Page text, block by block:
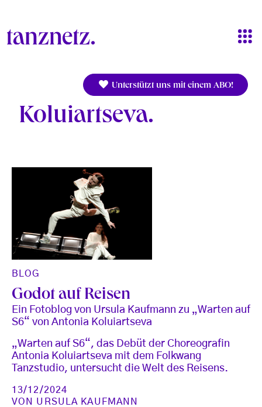
Unterstützt uns mit einem ABO!
Koluiartseva
BLOG
Godot auf Reisen
Ein Fotoblog von Ursula Kaufmann zu „Warten auf
S6“ von Antonia Koluiartseva
„Warten auf S6“, das Debüt der Choreografin
Antonia Koluiartseva mit dem Folkwang
Tanzstudio, untersucht die Welt des Reisens.
13/12/2024
VON URSULA KAUFMANN